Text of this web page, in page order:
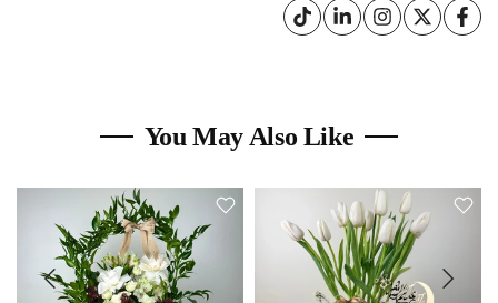
You May Also Like